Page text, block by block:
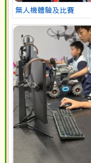
無人機體驗及比賽